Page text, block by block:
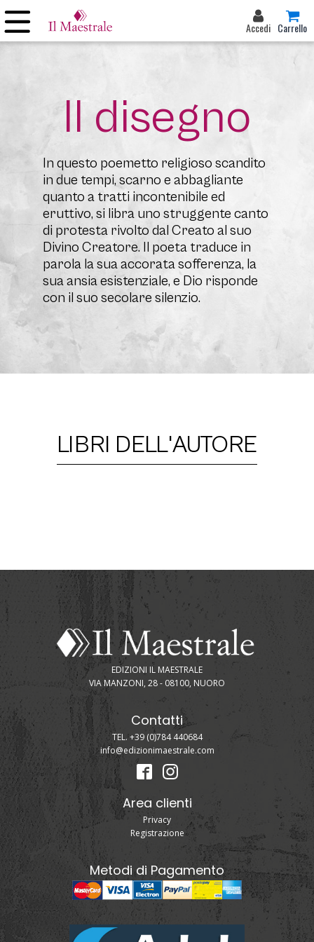
Accedi Carrello
Il disegno
In questo poemetto religioso scandito
in due tempi, scarno e abbagliante
quanto a tratti incontenibile ed
eruttivo, si libra uno struggente canto
di protesta rivolto dal Creato al suo
Divino Creatore. Il poeta traduce in
parola la sua accorata sofferenza, la
sua ansia esistenziale, e Dio risponde
con il suo secolare silenzio.
LIBRI DELL'AUTORE
EDIZIONI IL MAESTRALE
VIA MANZONI, 28 - 08100, NUORO
Contatti
TEL. +39 (0)784 440684
info@edizionimaestrale.com
Area clienti
Privacy
Registrazione
Metodi di Pagamento